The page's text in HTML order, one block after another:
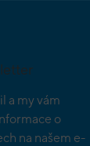
a my vám
o
na našem e-